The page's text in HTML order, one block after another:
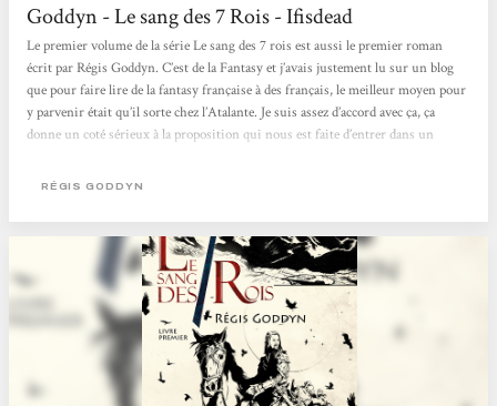
Goddyn - Le sang des 7 Rois - Ifisdead
Le premier volume de la série Le sang des 7 rois est aussi le premier roman
écrit par Régis Goddyn. C’est de la Fantasy et j’avais justement lu sur un blog
que pour faire lire de la fantasy française à des français, le meilleur moyen pour
y parvenir était qu’il sorte chez l’Atalante. Je suis assez d’accord avec ça, ça
donne un coté sérieux à la proposition qui nous est faite d’entrer dans un
anglophone. L’essai est il transformé...
RÉGIS GODDYN